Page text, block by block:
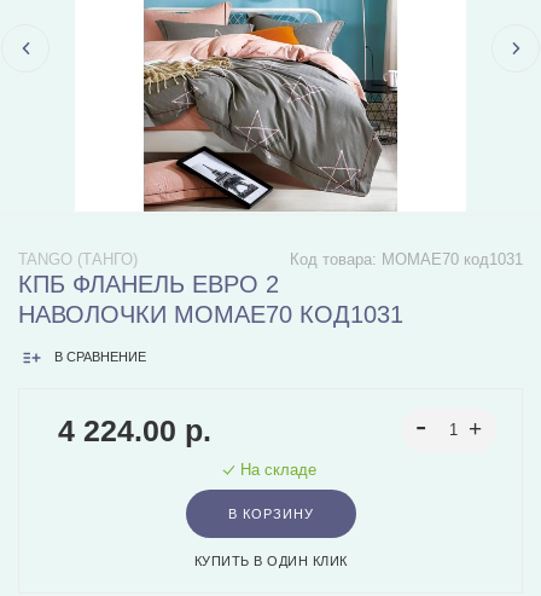
Код товара: MOMAE70 код1031
TANGO (ТАНГО)
КПБ ФЛАНЕЛЬ ЕВРО 2
НАВОЛОЧКИ MOMAE70 КОД1031
В СРАВНЕНИЕ
4 224.00 р.
На складе
В КОРЗИНУ
КУПИТЬ В ОДИН КЛИК